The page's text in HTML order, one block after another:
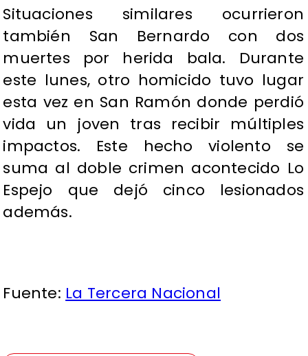
Situaciones similares ocurrieron
también San Bernardo con dos
muertes por herida bala. Durante
este lunes, otro homicido tuvo lugar
esta vez en San Ramón donde perdió
vida un joven tras recibir múltiples
impactos. Este hecho violento se
suma al doble crimen acontecido Lo
Espejo que dejó cinco lesionados
además.
Fuente: La Tercera Nacional